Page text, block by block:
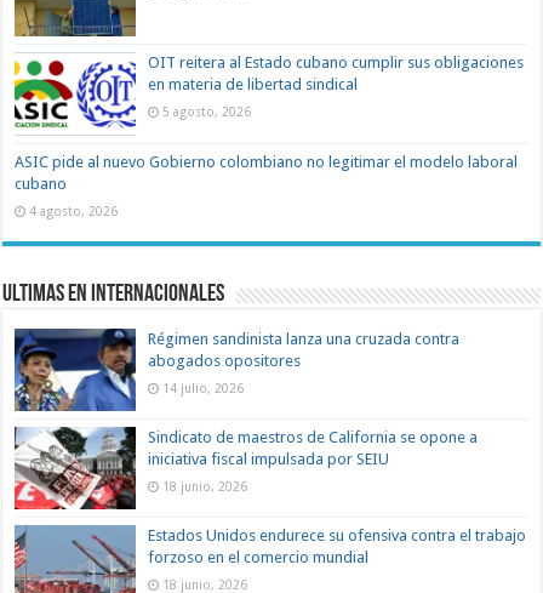
OIT reitera al Estado cubano cumplir sus obligaciones
en materia de libertad sindical
5 agosto, 2026
ASIC pide al nuevo Gobierno colombiano no legitimar el modelo laboral
cubano
4 agosto, 2026
Ultimas en Internacionales
Régimen sandinista lanza una cruzada contra
abogados opositores
14 julio, 2026
Sindicato de maestros de California se opone a
iniciativa fiscal impulsada por SEIU
18 junio, 2026
Estados Unidos endurece su ofensiva contra el trabajo
forzoso en el comercio mundial
18 junio, 2026